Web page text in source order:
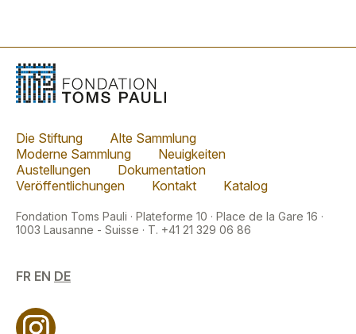
Die Stiftung
Alte Sammlung
Moderne Sammlung
Neuigkeiten
Austellungen
Dokumentation
Veröffentlichungen
Kontakt Katalog
Fondation Toms Pauli · Plateforme 10 · Place de la Gare 16 ·
1003 Lausanne - Suisse · T. +41 21 329 06 86
FR EN DE